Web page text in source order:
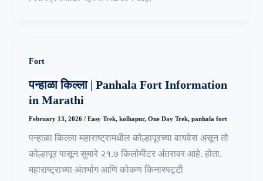
Fort
पन्हाळा किल्ला | Panhala Fort Information
in Marathi
February 13, 2026 / Easy Trek, kolhapur, One Day Trek, panhala fort
पन्हाळा किल्ला महाराष्ट्रामधील कोल्हापूरच्या वायवेस असून तो
कोल्हापूर पासून सुमारे २१.७ किलोमीटर अंतरावर आहे. होता.
महाराष्ट्राच्या अंतर्भाग आणि कोकण किनारपट्टी